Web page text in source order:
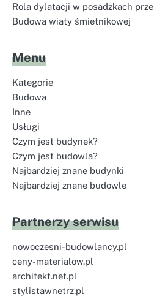
Rola dylatacji w posadzkach
Budowa wiaty śmietnikowej
Menu
Kategorie
Budowa
Inne
Usługi
Czym jest budynek?
Czym jest budowla?
Najbardziej znane budynki
Najbardziej znane budowle
Partnerzy serwisu
nowoczesni-budowlancy.pl
ceny-materialow.pl
architekt.net.pl
stylistawnetrz.pl